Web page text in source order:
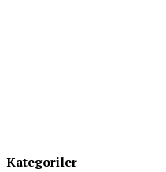
Kategoriler